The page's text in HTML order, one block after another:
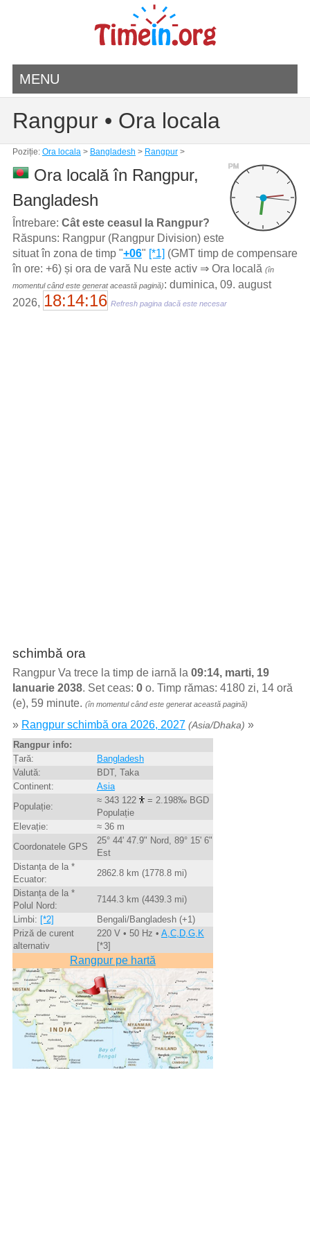
MENU
Rangpur • Ora locala
Poziție: Ora locala> Bangladesh > Rangpur>
PM
Ora locală în Rangpur,
Bangladesh
Întrebare: Cât este ceasul la Rangpur?
Răspuns: Rangpur (Rangpur Division) este
situat în zona de timp "+06" [*1] (GMT timp de compensare
în ore: +6) și ora de vară Nu este activ ⇒ Ora locală (în
momentul când este generat această pagină): duminica, 09. august
2026, 18:14:16 Refresh pagina dacă este necesar
schimbă ora
Rangpur Va trece la timp de iarnă la 09:14, marti, 19
Ianuarie 2038. Set ceas: 0o. Timp rămas: 4180 zi, 14 oră
(e), 59 minute. (în momentul când este generat această pagină)
» Rangpur schimbă ora 2026, 2027 (Asia/Dhaka) »
Rangpur info:
Țară:
Bangladesh
Valută:
BDT, Taka
Continent:
Asia
Populație:
≈ 343 122
= 2.198‰ BGD
Populație
Elevație:
≈ 36 m
Coordonatele GPS
25° 44' 47.9" Nord, 89° 15' 6"
Est
Distanța de la *
Ecuator:
2862.8 km (1778.8 mi)
Distanța de la *
Polul Nord:
7144.3 km (4439.3 mi)
Limbi: [*2]
Bengali/Bangladesh (+1)
Priză de curent
alternativ
220 V • 50 Hz • A,C,D,G,K
[*3]
Rangpur pe hartă